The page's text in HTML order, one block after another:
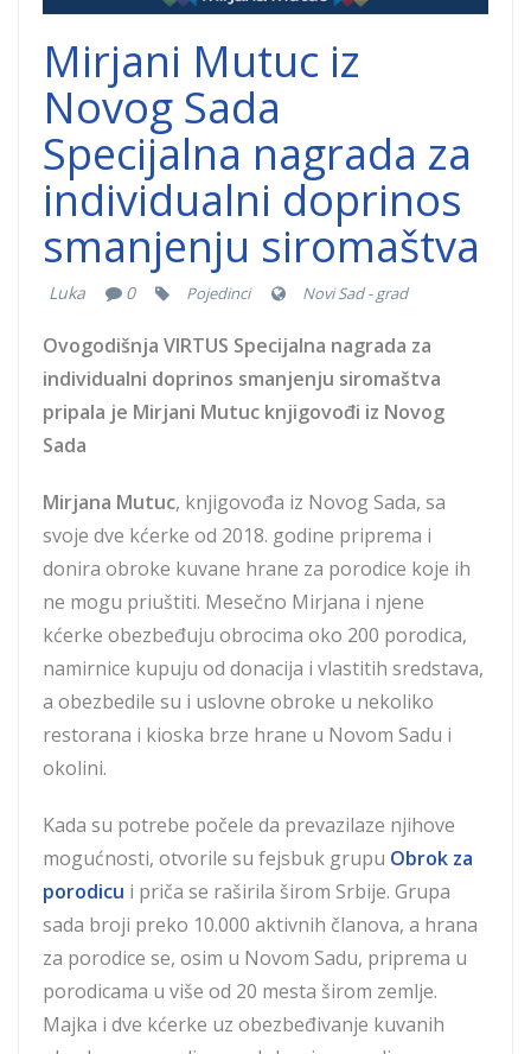
Mirjani Mutuc iz
Novog Sada
Specijalna nagrada za
individualni doprinos
smanjenju siromaštva
Luka 0 Pojedinci Novi Sad - grad
Ovogodišnja VIRTUS Specijalna nagrada za
individualni doprinos smanjenju siromaštva
pripala je Mirjani Mutuc knjigovođi iz Novog
Sada
Mirjana Mutuc, knjigovođa iz Novog Sada, sa
svoje dve kćerke od 2018. godine priprema i
donira obroke kuvane hrane za porodice koje ih
ne mogu priuštiti. Mesečno Mirjana i njene
kćerke obezbeđuju obrocima oko 200 porodica,
namirnice kupuju od donacija i vlastitih sredstava,
a obezbedile su i uslovne obroke u nekoliko
restorana i kioska brze hrane u Novom Sadu i
okolini.
Kada su potrebe počele da prevazilaze njihove
mogućnosti, otvorile su fejsbuk grupu Obrok za
porodicu i priča se raširila širom Srbije. Grupa
sada broji preko 10.000 aktivnih članova, a hrana
za porodice se, osim u Novom Sadu, priprema u
porodicama u više od 20 mesta širom zemlje.
Majka i dve kćerke uz obezbeđivanje kuvanih